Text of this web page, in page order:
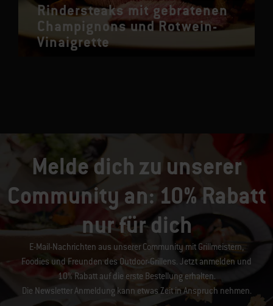
Rindersteaks mit gebratenen
Champignons und Rotwein-
Vinaigrette
Melde dich zu unserer
Community an: 10% Rabatt
nur für dich
E-Mail-Nachrichten aus unserer Community mit Grillmeistern,
Foodies und Freunden des Outdoor-Grillens. Jetzt anmelden und
10% Rabatt auf die erste Bestellung erhalten.
Die Newsletter Anmeldung kann etwas Zeit in Anspruch nehmen.